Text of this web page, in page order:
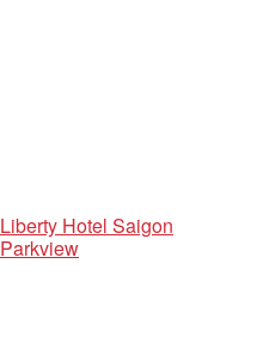
Liberty Hotel Saigon
Parkview